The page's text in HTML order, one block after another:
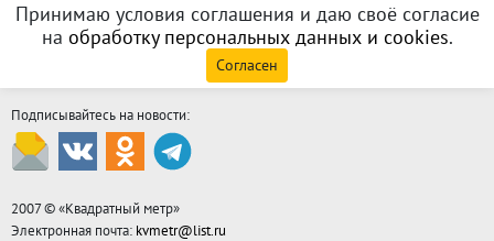
Принимаю условия соглашения и даю своё согласие
на обработку персональных данных и cookies.
Согласен
Подписывайтесь на новости:
2007 © «Квадратный метр»
Электронная почта: kvmetr@list.ru